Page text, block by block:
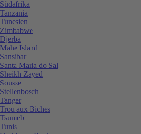
Südafrika
Tanzania
Tunesien
Zimbabwe
Djerba
Mahe Island
Sansibar
Santa Maria do Sal
Sheikh Zayed
Sousse
Stellenbosch
Tanger
Trou aux Biches
Tsumeb
Tunis